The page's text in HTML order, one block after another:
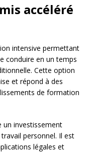
accéléré
intensive permettant
conduire en un temps
Cette option
et répond à des
de formation
un investissement
personnel. Il est
légales et